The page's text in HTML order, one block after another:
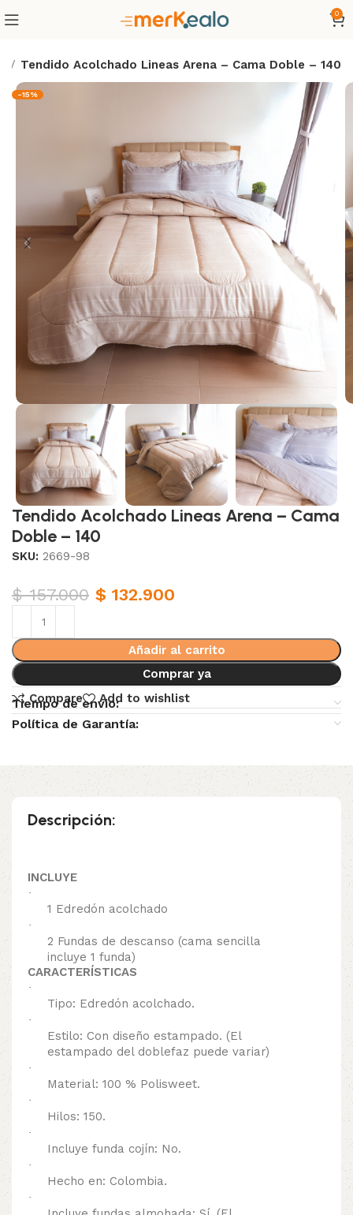
0
Tendido Acolchado Lineas Arena – Cama Doble – 140
-15%
Tendido Acolchado Lineas Arena – Cama
Doble – 140
SKU:2669-98
$157.000 $ 132.900
Añadir al carrito
Comprar ya
Compare
Add to wishlist
Tiempo de envio:
Política de Garantía:
Descripción:
INCLUYE
·
1 Edredón acolchado
·
2 Fundas de descanso (cama sencilla
incluye 1 funda)
CARACTERÍSTICAS
·
Tipo: Edredón acolchado.
·
Estilo: Con diseño estampado. (El
estampado del doblefaz puede variar)
·
Material: 100 % Polisweet.
·
Hilos: 150.
·
Incluye funda cojín: No.
·
Hecho en: Colombia.
·